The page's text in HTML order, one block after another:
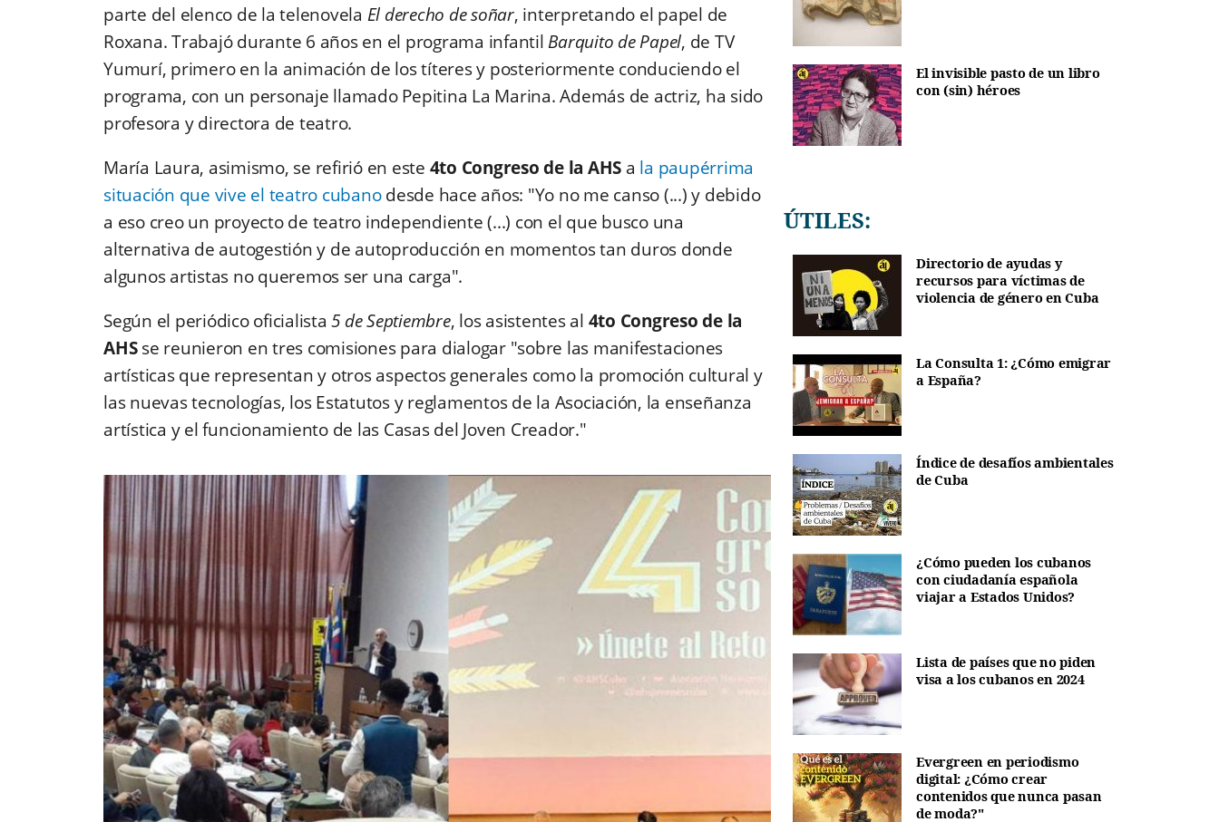
parte del elenco de la telenovela El derecho de soñar, interpretando el papel de
Roxana. Trabajó durante 6 años en el programa infantil Barquito de Papel, de TV
Yumurí, primero en la animación de los títeres y posteriormente conduciendo el
programa, con un personaje llamado Pepitina La Marina.Además de actriz, ha sido
profesora y directora de teatro.
María Laura, asimismo, se refirió en este 4to Congreso de la AHS a la paupérrima
situación que vive el teatro cubanodesde hace años: "Yo no me canso (...) y debido
a eso creo un proyecto de teatro independiente (...) con el que busco una
alternativa de autogestión y de autoproducción en momentos tan duros donde
algunos artistas no queremos ser una carga".
Según el periódico oficialista5 de Septiembre, los asistentes al 4to Congreso de la
AHSse reunieron en tres comisiones para dialogar "sobre las manifestaciones
artísticas que representan y otros aspectos generales como la promoción cultural y
las nuevas tecnologías, los Estatutos y reglamentos de la Asociación, la enseñanza
artística y el funcionamiento de las Casas del Joven Creador."
El invisible pasto de un libro
con (sin) héroes
ÚTILES:
Directorio de ayudas y
recursos para víctimas de
violencia de género en Cuba
La Consulta 1: ¿Cómo emigrar
a España?
Índice de desafíos ambientales
de Cuba
¿Cómo pueden los cubanos
con ciudadanía española
viajar a Estados Unidos?
Lista de países que no piden
visa a los cubanos en 2024
Evergreen en periodismo
digital: ¿Cómo crear
contenidos que nunca pasan
de moda?"